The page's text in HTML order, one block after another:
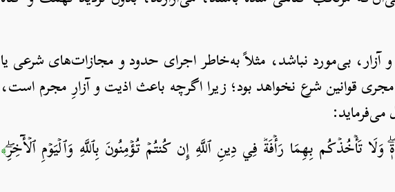
بی‌مورد نباشد، مثلاً به‌خاطر اجرای حدود و مجازات‌های شرعی یا
قوانین شرع نخواهد بود؛ زیرا اگرچه باعث اذیت و آزارِ مجرم است،
تَأۡخُذۡكُم بِهِمَا رَأۡفَةٞ فِي دِينِ ٱللَّهِ إِن كُنتُمۡ تُؤۡمِنُونَ بِٱللَّهِ وَٱلۡيَوۡمِ ٱلۡأٓخِرِۖ﴾